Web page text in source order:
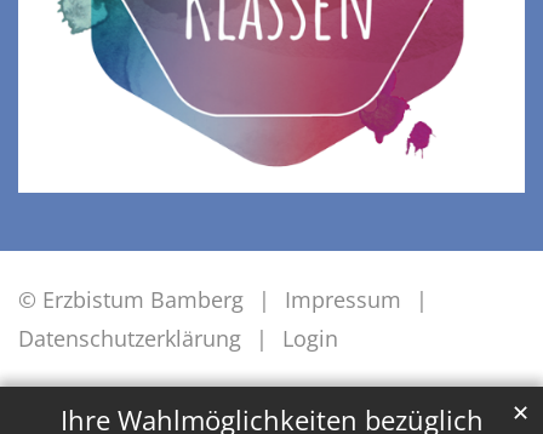
Ihre Wahlmöglichkeiten bezüglich ✕
© Erzbistum Bamberg
Impressum
Datenschutzerklärung
Login